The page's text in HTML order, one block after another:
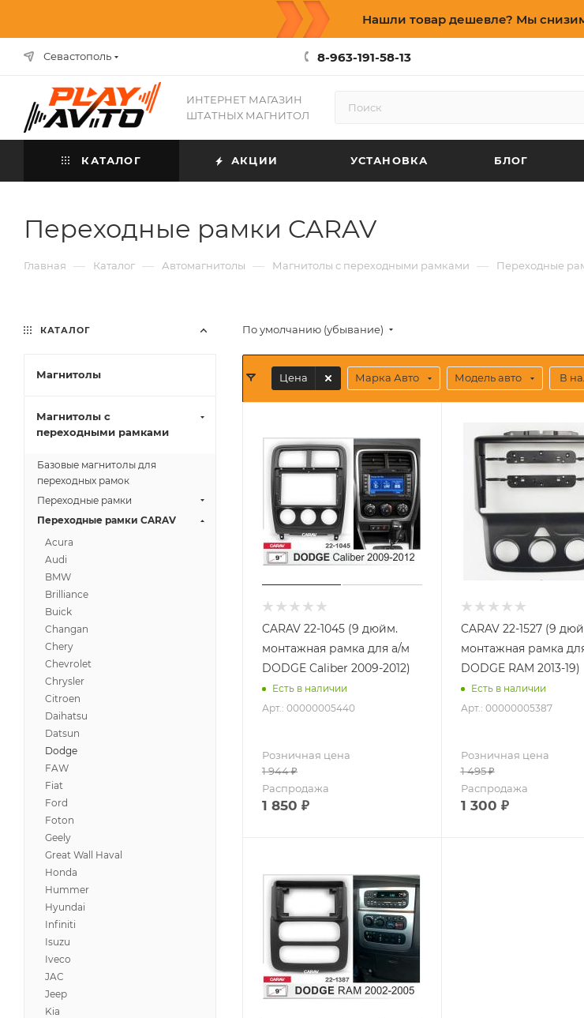
Нашли товар дешевле? Мы
Севастополь 8-963-191-58-13
ИНТЕРНЕТ МАГАЗИН
ШТАТНЫХ МАГНИТОЛ
КАТАЛОГ АКЦИИ УСТАНОВКА БЛОГ
Переходные рамки CARAV
Главная — Каталог — Автомагнитолы — Магнитолы с переходными рамками — Переходные
По умолчанию (убывание)
Цена Марка Авто Модель авто В
CARAV 22-1045 (9 дюйм.
монтажная рамка для а/м
DODGE Caliber 2009-2012)
Есть в наличии
Арт.: 00000005440
Розничная цена
1 944₽
Распродажа
1 850 ₽
CARAV 22-1527 (9
монтажная рамка
DODGE RAM 2013-19)
Есть в наличии
Арт.: 00000005387
Розничная цена
1 495₽
Распродажа
1 300 ₽
КАТАЛОГ
Магнитолы
Магнитолы с
переходными рамками
Базовые магнитолы для
переходных рамок
Переходные рамки
Переходные рамки CARAV
Acura
Audi
BMW
Brilliance
Buick
Changan
Chery
Chevrolet
Chrysler
Citroen
Daihatsu
Datsun
Dodge
FAW
Fiat
Ford
Foton
Geely
Great Wall Haval
Honda
Hummer
Hyundai
Infiniti
Isuzu
Iveco
JAC
Jeep
Kia